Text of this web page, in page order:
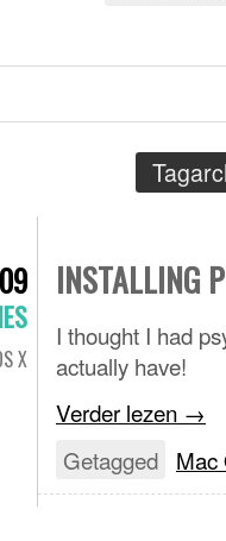
X
INSTALLING
I thought I had
actually have!
Verder lezen →
Getagged Mac